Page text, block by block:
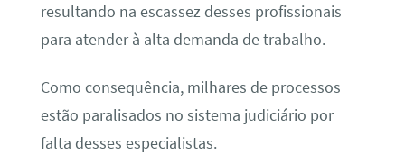
resultando na escassez desses profissionais
para atender à alta demanda de trabalho.
Como consequência, milhares de processos
estão paralisados no sistema judiciário por
falta desses especialistas.